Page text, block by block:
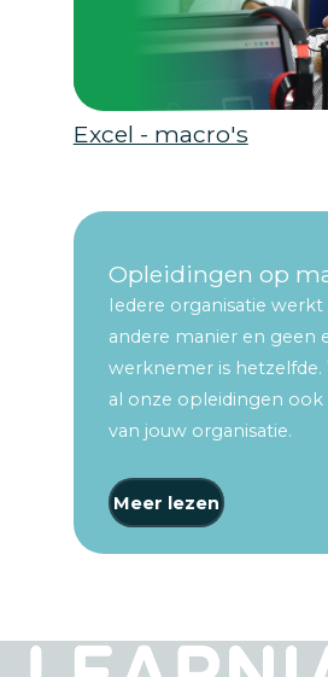
Excel - macro's
Opleidingen op
Iedere organisatie
andere manier en geen
werknemer is hetzelfde.
al onze opleidingen
van jouw organisatie.
Meer lezen